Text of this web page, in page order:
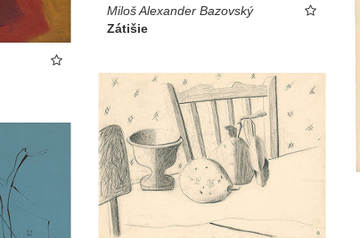
Miloš Alexander Bazovský
Zátišie